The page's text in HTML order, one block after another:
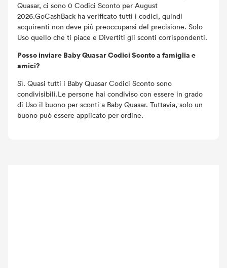
Quasar, ci sono 0 Codici Sconto per August
2026.GoCashBack ha verificato tutti i codici, quindi
acquirenti non deve più preoccuparsi del precisione. Solo
Uso quello che ti piace e Divertiti gli sconti corrispondenti.
Posso inviare Baby Quasar Codici Sconto a famiglia e
amici?
Sì. Quasi tutti i Baby Quasar Codici Sconto sono
condivisibili.Le persone hai condiviso con essere in grado
di Uso il buono per sconti a Baby Quasar. Tuttavia, solo un
buono può essere applicato per ordine.